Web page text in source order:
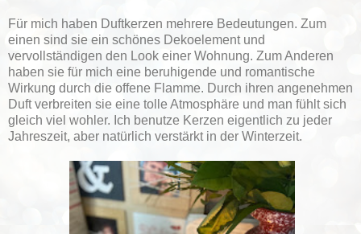
Für mich haben Duftkerzen mehrere Bedeutungen. Zum
einen sind sie ein schönes Dekoelement und
vervollständigen den Look einer Wohnung. Zum Anderen
haben sie für mich eine beruhigende und romantische
Wirkung durch die offene Flamme. Durch ihren angenehmen
Duft verbreiten sie eine tolle Atmosphäre und man fühlt sich
gleich viel wohler. Ich benutze Kerzen eigentlich zu jeder
Jahreszeit, aber natürlich verstärkt in der Winterzeit.